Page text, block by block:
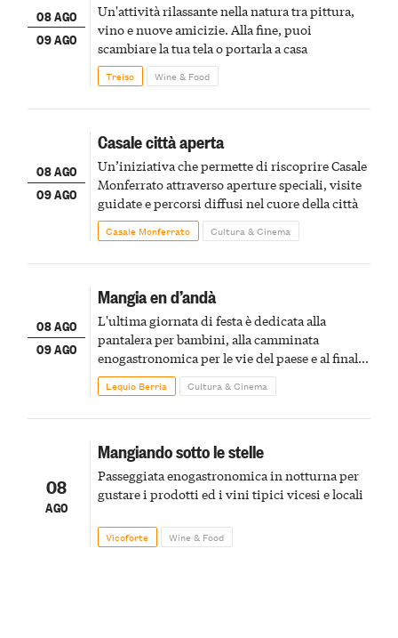
08 AGO
09 AGO
Un'attività rilassante nella natura tra pittura,
vino e nuove amicizie. Alla fine, puoi
scambiare la tua tela o portarla a casa
Treiso Wine & Food
08 AGO
09 AGO
Casale città aperta
Un’iniziativa che permette di riscoprire Casale
Monferrato attraverso aperture speciali, visite
guidate e percorsi diffusi nel cuore della città
Casale Monferrato Cultura & Cinema
08 AGO
09 AGO
Mangia en d’andà
L'ultima giornata di festa è dedicata alla
pantalera per bambini, alla camminata
enogastronomica per le vie del paese e al finale
pirotecnico
Lequio Berria Cultura & Cinema
08
AGO
Mangiando sotto le stelle
Passeggiata enogastronomica in notturna per
gustare i prodotti ed i vini tipici vicesi e locali
Vicoforte Wine & Food